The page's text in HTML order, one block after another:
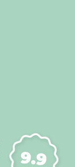
9.9